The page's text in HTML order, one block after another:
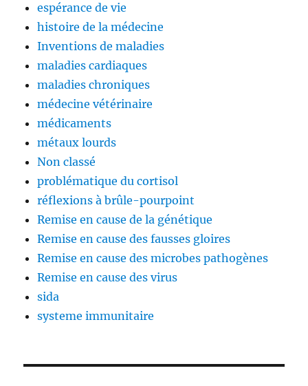
espérance de vie
histoire de la médecine
Inventions de maladies
maladies cardiaques
maladies chroniques
médecine vétérinaire
médicaments
métaux lourds
Non classé
problématique du cortisol
réflexions à brûle-pourpoint
Remise en cause de la génétique
Remise en cause des fausses gloires
Remise en cause des microbes pathogènes
Remise en cause des virus
sida
systeme immunitaire